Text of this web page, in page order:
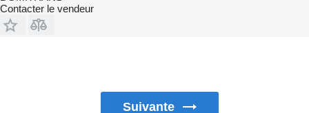
Contacter le vendeur
Suivante